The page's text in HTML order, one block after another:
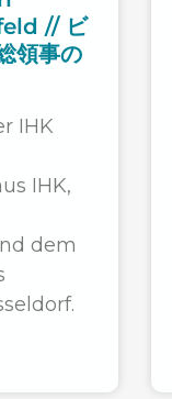
// ビ
領事の
IHK
IHK,
dem